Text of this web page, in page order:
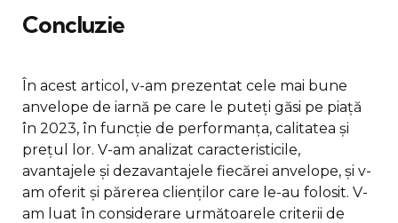
Concluzie
În acest articol, v-am prezentat cele mai bune
anvelope de iarnă pe care le puteți găsi pe piață
în 2023, în funcție de performanța, calitatea și
prețul lor. V-am analizat caracteristicile,
avantajele și dezavantajele fiecărei anvelope, și v-
am oferit și părerea clienților care le-au folosit. V-
am luat în considerare următoarele criterii de